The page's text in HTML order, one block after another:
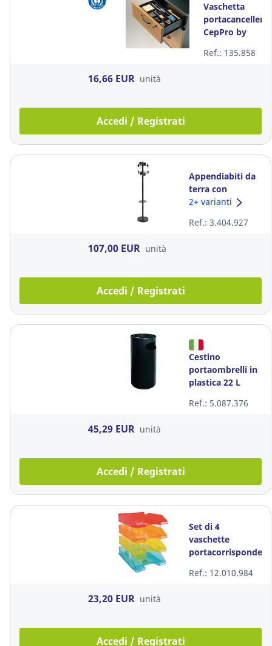
Vaschetta
portacancelleria
CepPro by
cassetti
Ref.: 135.858
16,66 EUR unità
Accedi / Registrati
Appendiabiti da
terra con
portaombrelli
metallo nero
2+ varianti
Ref.: 3.404.927
107,00 EUR unità
Accedi / Registrati
Cestino
portaombrelli in
plastica 22 L
Ref.: 5.087.376
45,29 EUR unità
Accedi / Registrati
Set di 4
vaschette
multicolore
Ref.: 12.010.984
23,20 EUR unità
Accedi / Registrati